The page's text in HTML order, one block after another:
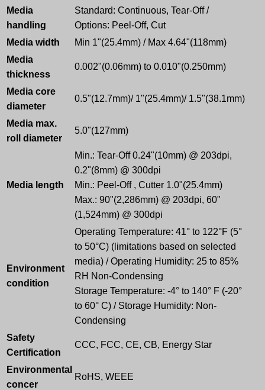
Media
handling
Standard: Continuous, Tear-Off /
Options: Peel-Off, Cut
Media width
Min 1"(25.4mm) / Max 4.64"(118mm)
Media
thickness
0.002"(0.06mm) to 0.010"(0.250mm)
Media core
diameter
0.5"(12.7mm)/ 1"(25.4mm)/ 1.5"(38.1mm)
Media max.
roll diameter
5.0"(127mm)
Media length
Min.: Tear-Off 0.24"(10mm) @ 203dpi,
0.2"(8mm) @ 300dpi
Min.: Peel-Off , Cutter 1.0"(25.4mm)
Max.: 90"(2,286mm) @ 203dpi, 60"
(1,524mm) @ 300dpi
Environment
condition
Operating Temperature: 41° to 122°F (5°
to 50°C) (limitations based on selected
media) / Operating Humidity: 25 to 85%
RH Non-Condensing
Storage Temperature: -4° to 140° F (-20°
to 60° C) / Storage Humidity: Non-
Condensing
Safety
Certification
CCC, FCC, CE, CB, Energy Star
Environmental
concer
RoHS, WEEE